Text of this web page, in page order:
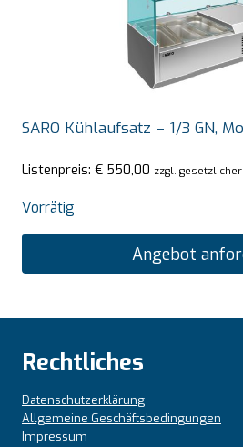
SARO Kühlaufsatz – 1/3 GN,
Listenpreis: € 550,00 zzgl. gesetzlicher
Vorrätig
Angebot
Rechtliches
Datenschutzerklärung
Allgemeine Geschäftsbedingungen
Impressum